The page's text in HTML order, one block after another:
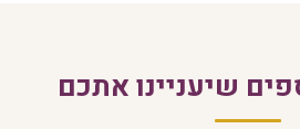
שיעניינו אתכם